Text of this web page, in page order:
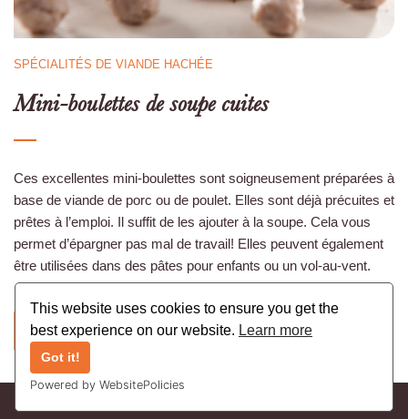
This website uses cookies to ensure you get the
best experience on our website. Learn more
Got it!
Powered by WebsitePolicies
SPÉCIALITÉS DE VIANDE HACHÉE
Mini-boulettes de soupe cuites
Ces excellentes mini-boulettes sont soigneusement préparées à
base de viande de porc ou de poulet. Elles sont déjà précuites et
prêtes à l’emploi. Il suffit de les ajouter à la soupe. Cela vous
permet d’épargner pas mal de travail! Elles peuvent également
être utilisées dans des pâtes pour enfants ou un vol-au-vent.
RETOUR